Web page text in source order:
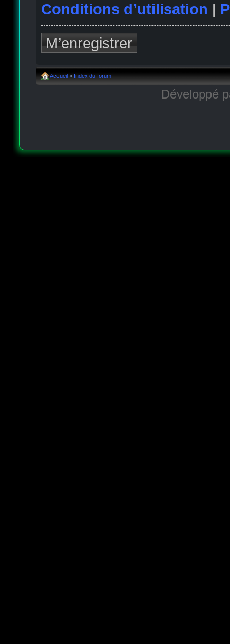
Conditions d’utilisation |
M’enregistrer
Accueil » Index du forum
Développé